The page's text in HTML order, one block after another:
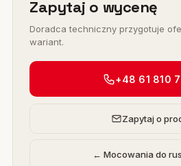
Zapytaj o wycenę
Doradca techniczny przygotuje
wariant.
+48 61 810
Zapytaj o
← Mocowania do